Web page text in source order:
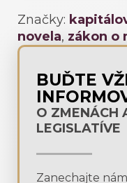
Značky:
novela, zákon o
BUĎTE
O ZMENÁCH
LEGISLATÍVE
Zanechajte